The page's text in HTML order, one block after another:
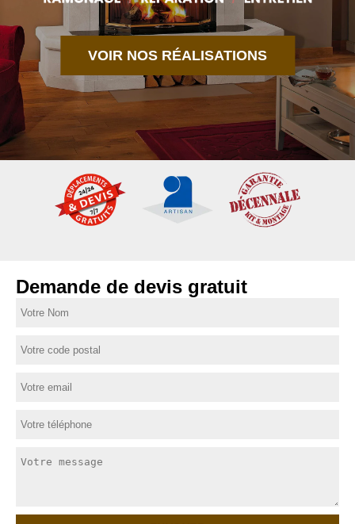
VOIR NOS RÉALISATIONS
Demande de devis gratuit